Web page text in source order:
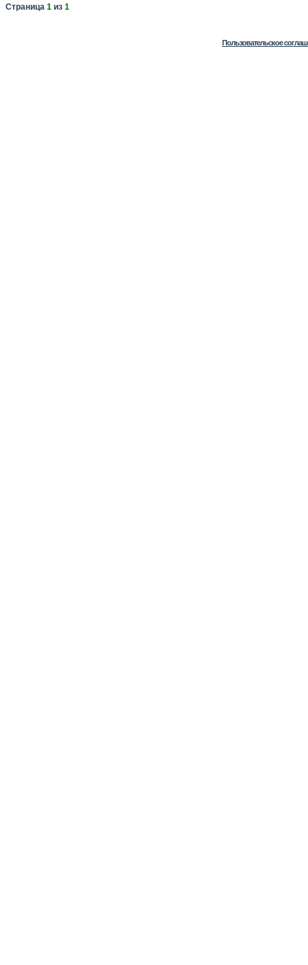
Страница 1 из 1
Пользовательское